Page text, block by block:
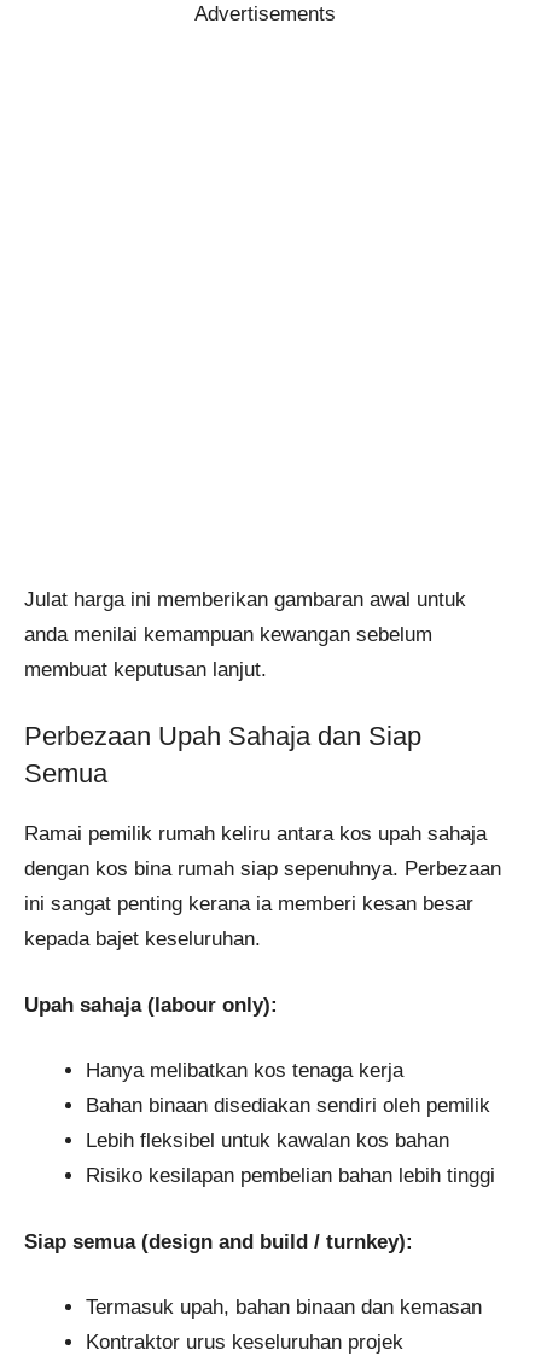
Advertisements
Julat harga ini memberikan gambaran awal untuk
anda menilai kemampuan kewangan sebelum
membuat keputusan lanjut.
Perbezaan Upah Sahaja dan Siap
Semua
Ramai pemilik rumah keliru antara kos upah sahaja
dengan kos bina rumah siap sepenuhnya. Perbezaan
ini sangat penting kerana ia memberi kesan besar
kepada bajet keseluruhan.
Upah sahaja (labour only):
Hanya melibatkan kos tenaga kerja
Bahan binaan disediakan sendiri oleh pemilik
Lebih fleksibel untuk kawalan kos bahan
Risiko kesilapan pembelian bahan lebih tinggi
Siap semua (design and build / turnkey):
Termasuk upah, bahan binaan dan kemasan
Kontraktor urus keseluruhan projek